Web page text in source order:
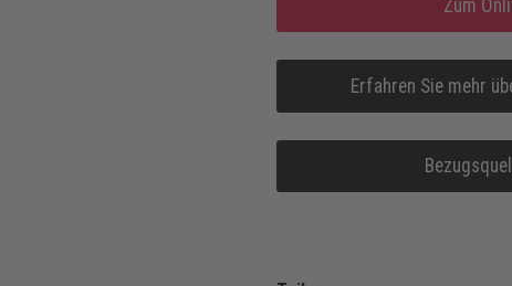
Zum
Erfahren Sie mehr